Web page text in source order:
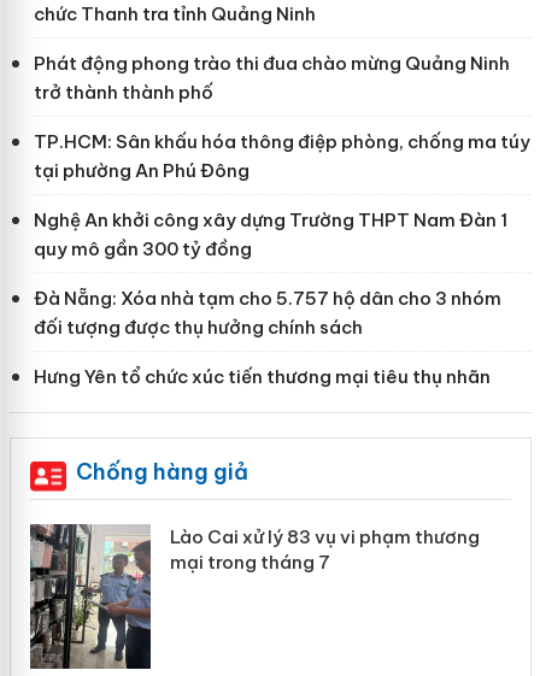
chức Thanh tra tỉnh Quảng Ninh
Phát động phong trào thi đua chào mừng Quảng Ninh
trở thành thành phố
TP.HCM: Sân khấu hóa thông điệp phòng, chống ma túy
tại phường An Phú Đông
Nghệ An khởi công xây dựng Trường THPT Nam Đàn 1
quy mô gần 300 tỷ đồng
Đà Nẵng: Xóa nhà tạm cho 5.757 hộ dân cho 3 nhóm
đối tượng được thụ hưởng chính sách
Hưng Yên tổ chức xúc tiến thương mại tiêu thụ nhãn
Chống hàng giả
Lào Cai xử lý 83 vụ vi phạm thương
mại trong tháng 7